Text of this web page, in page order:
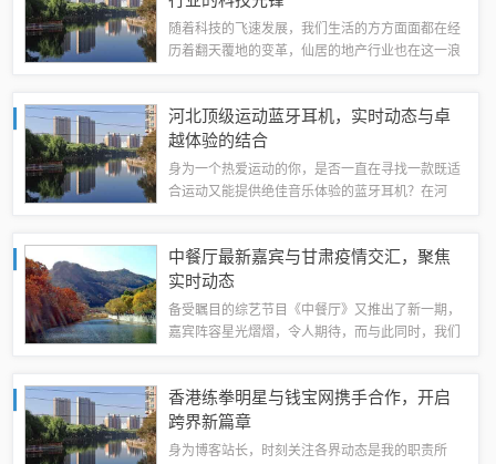
随着科技的飞速发展，我们生活的方方面面都在经
历着翻天覆地的变革，仙居的地产行业也在这一浪
本文将为您详细介绍这一系统，探讨其如...
河北顶级运动蓝牙耳机，实时动态与卓
越体验的结合
身为一个热爱运动的你，是否一直在寻找一款既适
合运动又能提供绝佳音乐体验的蓝牙耳机？在河
和优质特性。实时动态信息在河北，最新的运动...
中餐厅最新嘉宾与甘肃疫情交汇，聚焦
实时动态
备受瞩目的综艺节目《中餐厅》又推出了新一期，
嘉宾阵容星光熠熠，令人期待，而与此同时，我们
同构成了我们当下的生活背景。中餐厅最新一...
香港练拳明星与钱宝网携手合作，开启
跨界新篇章
身为博客站长，时刻关注各界动态是我的职责所